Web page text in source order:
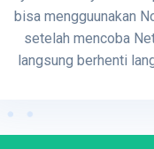
bisa mengguunakan
setelah mencoba
langsung berhenti